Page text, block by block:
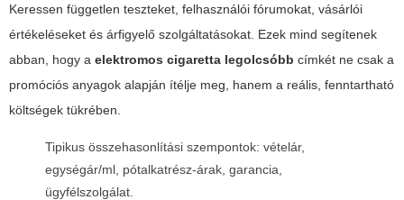
Keressen független teszteket, felhasználói fórumokat, vásárlói
értékeléseket és árfigyelő szolgáltatásokat. Ezek mind segítenek
abban, hogy a elektromos cigaretta legolcsóbb címkét ne csak a
promóciós anyagok alapján ítélje meg, hanem a reális, fenntartható
költségek tükrében.
Tipikus összehasonlítási szempontok: vételár,
egységár/ml, pótalkatrész-árak, garancia,
ügyfélszolgálat.